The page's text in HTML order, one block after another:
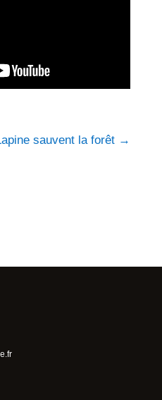
sauvent la forêt →